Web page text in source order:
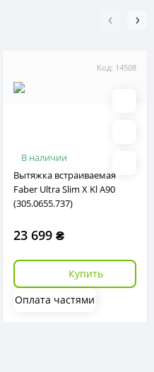
Код: 14508
В наличии
Вытяжка встраиваемая
Faber Ultra Slim X Kl A90
(305.0655.737)
23 699 ₴
Купить
Оплата частями